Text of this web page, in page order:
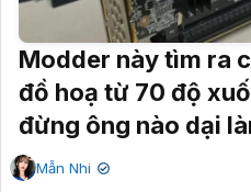
Modder này tìm ra
đồ hoạ từ 70 độ
đừng ông nào dại
Mẫn Nhi ✔